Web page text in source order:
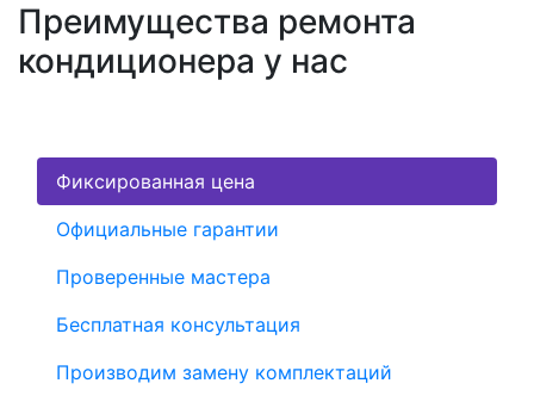
Преимущества ремонта
кондиционера у нас
Фиксированная цена
Официальные гарантии
Проверенные мастера
Бесплатная консультация
Производим замену комплектаций